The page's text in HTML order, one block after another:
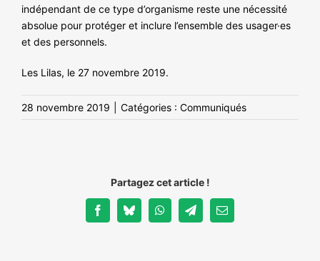
indépendant de ce type d’organisme reste une nécessité
absolue pour protéger et inclure l’ensemble des usager·es
et des personnels.
Les Lilas, le 27 novembre 2019.
28 novembre 2019 Catégories : Communiqués
Partagez cet article !
FacebookBlueskyWhatsAppTelegramEmail